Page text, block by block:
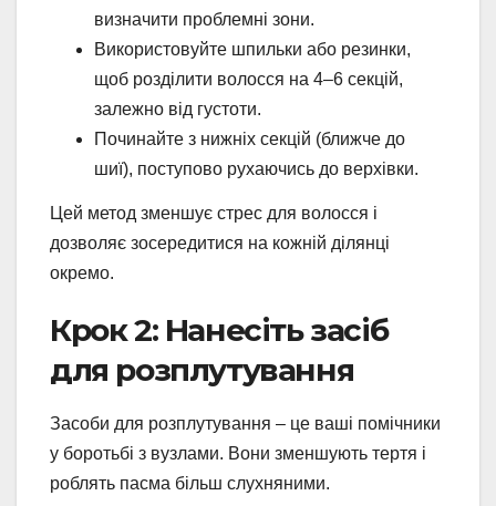
визначити проблемні зони.
Використовуйте шпильки або резинки,
щоб розділити волосся на 4–6 секцій,
залежно від густоти.
Починайте з нижніх секцій (ближче до
шиї), поступово рухаючись до верхівки.
Цей метод зменшує стрес для волосся і
дозволяє зосередитися на кожній ділянці
окремо.
Крок 2: Нанесіть засіб
для розплутування
Засоби для розплутування – це ваші помічники
у боротьбі з вузлами. Вони зменшують тертя і
роблять пасма більш слухняними.